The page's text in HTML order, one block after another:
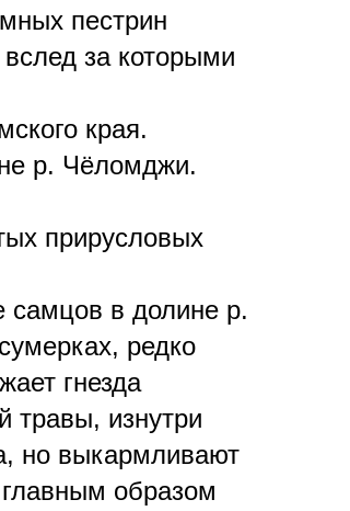
пестрин
за которыми
края.
р. Чëломджи.
прирусловых
самцов в долине р.
редко
гнезда
травы, изнутри
но выкармливают
образом